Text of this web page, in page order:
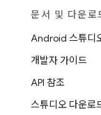
문서 및 다운로
Android 스튜디
개발자 가이드
API 참조
스튜디오 다운로